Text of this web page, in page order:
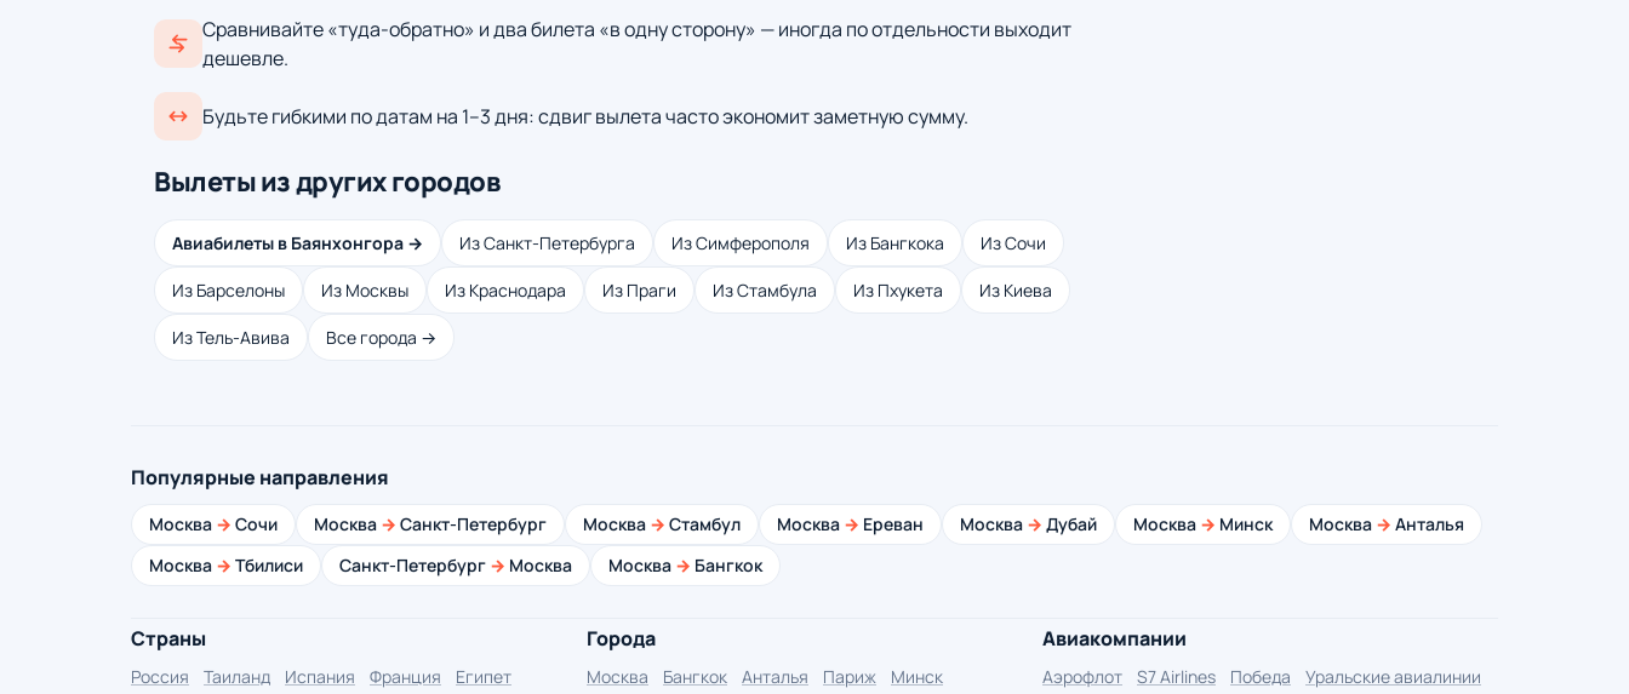
Сравнивайте «туда-обратно» и два билета «в одну сторону» — иногда по отдельности выходит
дешевле.
Будьте гибкими по датам на 1–3 дня: сдвиг вылета часто экономит заметную сумму.
Вылеты из других городов
Авиабилеты в Баянхонгора → Из Санкт-Петербурга Из Симферополя Из Бангкока Из Сочи
Из Барселоны Из Москвы Из Краснодара Из Праги Из Стамбула Из Пхукета Из Киева
Из Тель-Авива Все города →
Популярные направления
Москва → Сочи Москва → Санкт-Петербург Москва → Стамбул Москва → Ереван Москва → Дубай Москва → Минск Москва → Анталья
Москва → Тбилиси Санкт-Петербург → Москва Москва → Бангкок
Страны
Россия Таиланд Испания Франция Египет
Города
Москва Бангкок Анталья Париж Минск
Авиакомпании
Аэрофлот S7 Airlines Победа Уральские авиалинии